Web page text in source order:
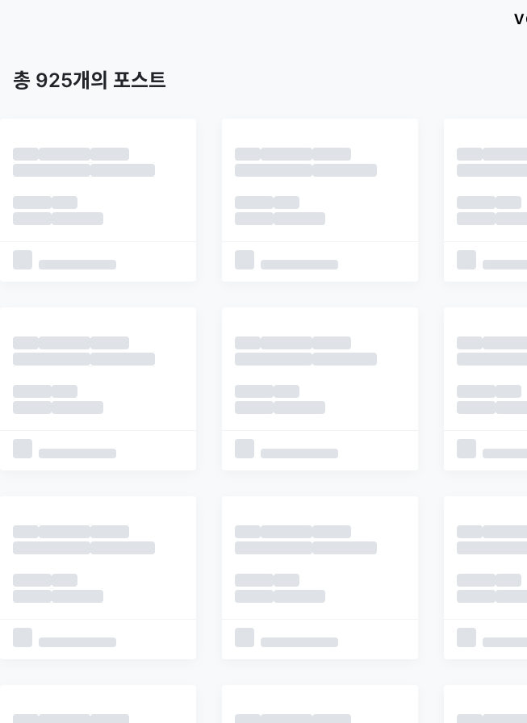
트렌딩 추천 최신 피드
총 925개의 포스트